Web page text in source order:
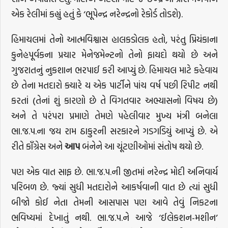
એક રેલીમાં કહ્યું હતું કે ‘ભૂપેન્દ્ર નરેન્દ્રનો રેકોર્ડ તોડશે).
હિમાચલમાં તેનો આત્મવિશ્વાસ હાલકડોલક હતો, પરંતુ પ્રિયંકાના
કુનેહપૂર્વકના પ્રચાર મેનેજમેન્ટનો તેનો ફાયદો થયો છે અને
ગુજરાતનું નુકશાન ભરપાઈ કરી આપ્યું છે. હિમાચલ માટે કહેવાય
છે તેના મતદારો ક્યારે ય એક પાર્ટીને પાંચ વર્ષ પછી રિપીટ નથી
કરતાં (તેનાં શું કારણો છે તે વિગતવાર અભ્યાસનો વિષય છે)
અને તે પરંપરા પ્રમાણે તેમણે પહેલીવાર મુખ્ય મંત્રી બનેલા
ભા.જ.પ.ના જય રામ ઠાકુરની સરકારને ગડગડિયું આપ્યું છે. એ
રીતે કાઁગ્રેસ અનેઆપબંનેને આ ચૂંટણીઓમાં સંતોષ થયો છે.
પણ એક વાત સાફ છે. ભા.જ.પ.ની જીતમાં નરેન્દ્ર મોદી અનિવાર્ય
પરિબળ છે. જ્યાં સુધી મતદારોને આકર્ષવાની વાત છે ત્યાં સુધી
બીજો કોઈ નેતા તેમની આસપાસ પણ આવે તેવું નિકટના
ભવિષ્યમાં દેખાતું નથી. ભા.જ.પ.ને આજે ‘ઈલેકશન-મશીન’